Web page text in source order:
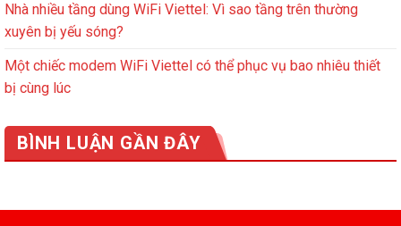
Nhà nhiều tầng dùng WiFi Viettel: Vì sao tầng trên thường
xuyên bị yếu sóng?
Một chiếc modem WiFi Viettel có thể phục vụ bao nhiêu thiết
bị cùng lúc
BÌNH LUẬN GẦN ĐÂY